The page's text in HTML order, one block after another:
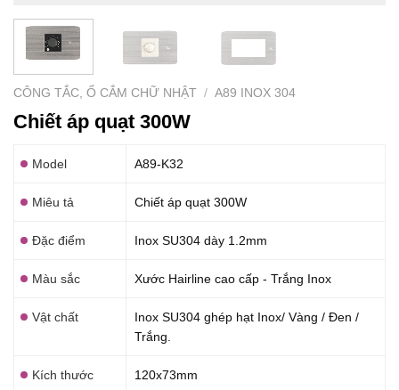
CÔNG TẮC, Ổ CẮM CHỮ NHẬT / A89 INOX 304
Chiết áp quạt 300W
Model A89-K32
Miêu tả Chiết áp quạt 300W
Đặc điểm Inox SU304 dày 1.2mm
Màu sắc Xước Hairline cao cấp - Trắng Inox
Vật chất
Inox SU304 ghép hạt Inox/ Vàng / Đen /
Trắng.
Kích thước 120x73mm